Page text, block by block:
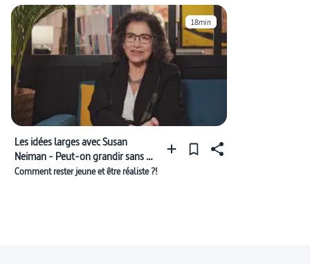
18min
Les idées larges avec Susan
Neiman - Peut-on grandir sans se
trahir ?
Comment rester jeune et être réaliste ?!